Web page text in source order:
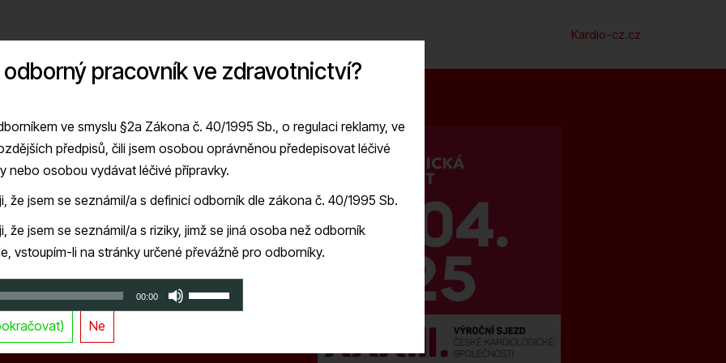
Kardio-cz.cz
kardiologické
00:00
Použitím
šipek
zvýšíte
on 28 dubna, 2025
pracovník ve zdravotnictví?
ve smyslu §2a Zákona č. 40/1995 Sb., o regulaci reklamy, ve
předpisů, čili jsem osobou oprávněnou předepisovat léčivé
nebo osobou vydávat léčivé přípravky.
že jsem se seznámil/a s definicí odborník dle zákona č. 40/1995 Sb.
že jsem se seznámil/a s riziky, jimž se jiná osoba než odborník
vstoupím-li na stránky určené převážně pro odborníky.
Ne